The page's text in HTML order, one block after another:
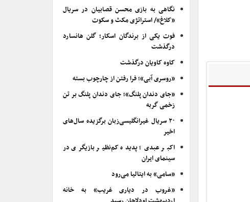
نگاهی به بازی محسن قصابیان در سریال
«کلاغ»/ استراتژی مکث و سکوت
فوت یکی از برندگان اسکار؛ گلن هانسارد
درگذشت
کاوه کاویان درگذشت
«روسری آبی»؛ فرا رفتن از چارچوب بسته
«جای دندان پلنگ»؛ جای دندان پلنگ بر تن
زخمی گربه
۲۰ سریال غیرانگلیسی‌زبان برگزیده سال‌های
اخیر
اکبر عبدی؛ پدیده کم‌نظیر بازیگری در
سینمای ایران
«سامی» به ایتالیا می‌رود
«غروب در دیاری غریب» به خانه